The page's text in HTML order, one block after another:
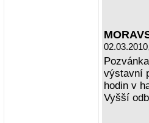
02.03.2010
výstavní
hodin v
Vyšší